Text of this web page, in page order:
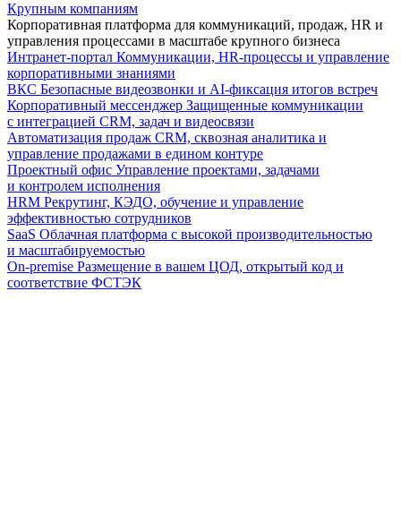
Крупным компаниям
Корпоративная платформа для коммуникаций, продаж, HR и
управления процессами в масштабе крупного бизнеса
Интранет-портал Коммуникации, HR-процессы и управление
корпоративными знаниями
ВКС Безопасные видеозвонки и AI-фиксация итогов встреч
Корпоративный мессенджер Защищенные коммуникации
с интеграцией CRM, задач и видеосвязи
Автоматизация продаж CRM, сквозная аналитика и
управление продажами в едином контуре
Проектный офис Управление проектами, задачами
и контролем исполнения
HRM Рекрутинг, КЭДО, обучение и управление
эффективностью сотрудников
SaaS Облачная платформа с высокой производительностью
и масштабируемостью
On-premise Размещение в вашем ЦОД, открытый код и
соответствие ФСТЭК